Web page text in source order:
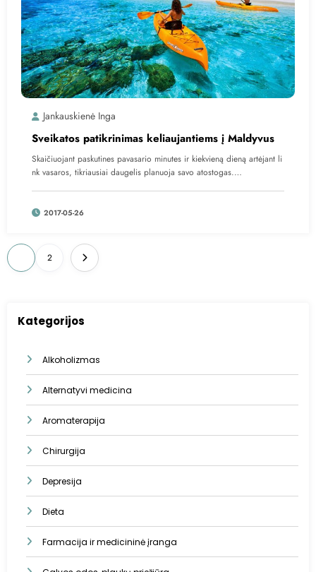
Jankauskienė Inga
Sveikatos patikrinimas keliaujantiems į Maldyvus
Skaičiuojant paskutines pavasario minutes ir kiekvieną dieną artėjant li
nk vasaros, tikriausiai daugelis planuoja savo atostogas.…
2017-05-26
Įrašų
puslapiavimas
2
Kategorijos
Alkoholizmas
Alternatyvi medicina
Aromaterapija
Chirurgija
Depresija
Dieta
Farmacija ir medicininė įranga